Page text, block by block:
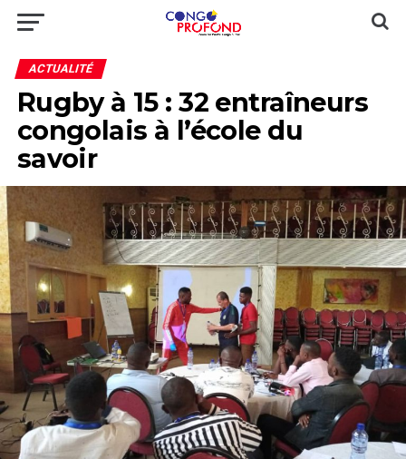
ACTUALITÉ
Rugby à 15 : 32 entraîneurs
congolais à l’école du
savoir